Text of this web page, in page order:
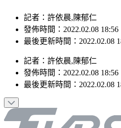
記者：許依晨,陳郁仁
發佈時間：2022.02.08 18:56
最後更新時間：2022.02.08
記者 ： 許依晨,陳郁仁
發佈時間： 2022.02.08 18:56
最後更新時間： 2022.02.08